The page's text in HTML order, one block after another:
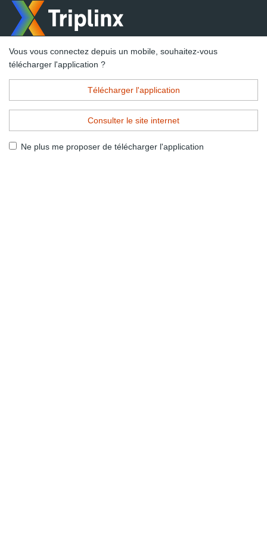
Vous vous connectez depuis un mobile, souhaitez-vous
télécharger l'application ?
Télécharger l'application
Consulter le site internet
Ne plus me proposer de télécharger l'application